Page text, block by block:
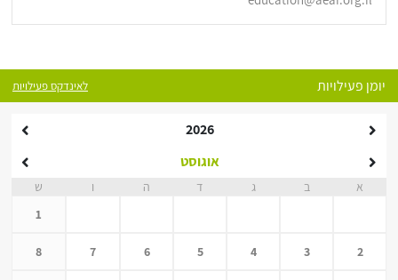
יומן פעילויות לאינדקס פעילויות
2026
אוגוסט
א ב ג ד ה ו
ש
1
2
3
4
5
6
7
8